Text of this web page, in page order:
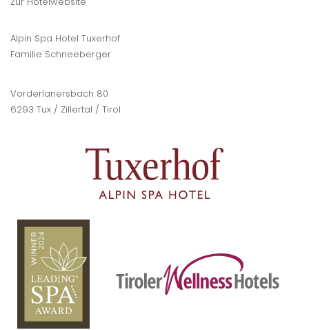
Alpin Spa Hotel Tuxerhof
Familie Schneeberger
Vorderlanersbach 80
6293 Tux / Zillertal / Tirol